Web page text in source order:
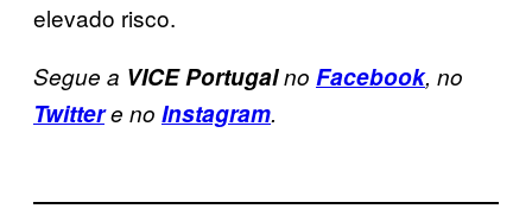
elevado risco.
Segue a VICE Portugalno Facebook, no
Twittere no Instagram.